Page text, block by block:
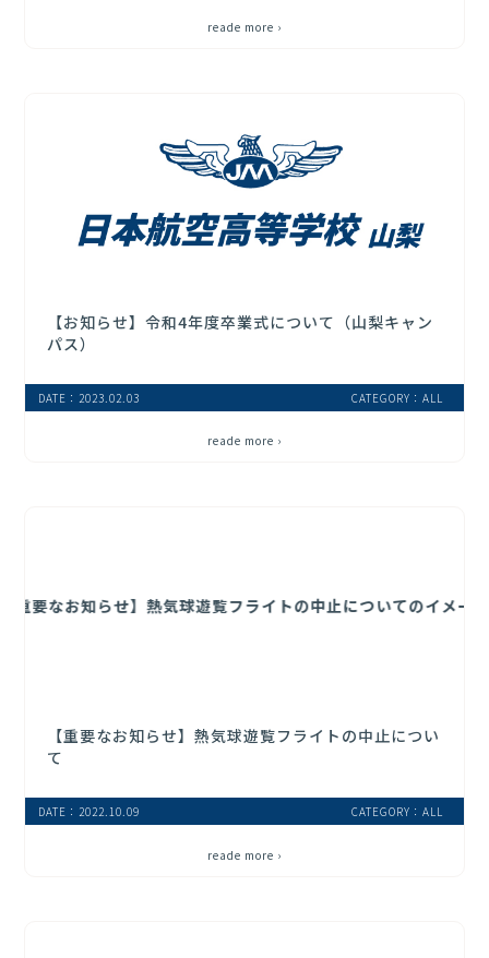
reade more ›
【お知らせ】令和4年度卒業式について（山梨キャン
パス）
DATE：2023.02.03 CATEGORY：ALL
reade more ›
【重要なお知らせ】熱気球遊覧フライトの中止につい
て
DATE：2022.10.09 CATEGORY：ALL
reade more ›